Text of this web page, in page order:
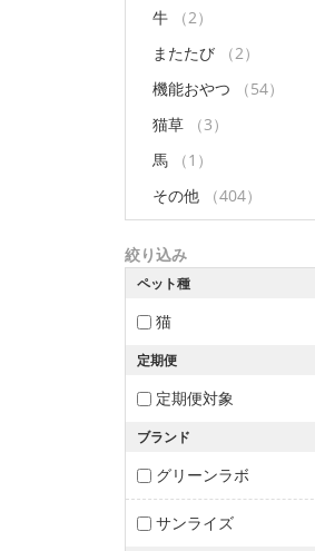
牛
（2）
またたび
（2）
機能おやつ
（54）
猫草
（3）
馬
（1）
その他
（404）
絞り込み
ペット種
猫
定期便
定期便対象
ブランド
グリーンラボ
サンライズ